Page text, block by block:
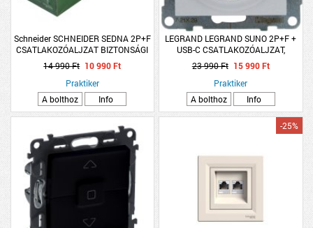
Schneider SCHNEIDER SEDNA 2P+F
CSATLAKOZÓALJZAT BIZTONSÁGI
ZSALU CSAVAROS BEKÖTÉS 16A
KERETTEL FEH 5DB/CSOMAG
14 990 Ft 10 990 Ft
Praktiker
A bolthoz
Info
LEGRAND LEGRAND SUNO 2P+F +
USB-C CSATLAKOZÓALJZAT,
BIZTONSÁGI ZSALUVAL, ALUMÍNIUM
23 990 Ft 15 990 Ft
Praktiker
A bolthoz
Info
-25%